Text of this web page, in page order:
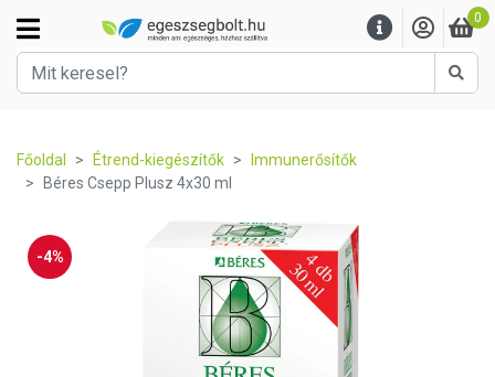
0
Főoldal Étrend-kiegészítők
Immunerősítők
Béres Csepp Plusz 4x30 ml
-4%